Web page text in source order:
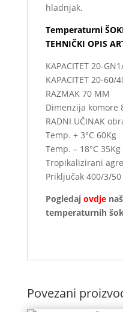
hladnjak.
Temperaturni
TEHNIČKI
KAPACITET 20-
KAPACITET 20-60/
RAZMAK 70 MM
Dimenzija komore
RADNI UČINAK
Temp. + 3°C 60Kg
Temp. – 18°C 35Kg
Tropikalizirani
Priključak 400/3/50
Pogledaj ovdje
temperaturnih
Povezani